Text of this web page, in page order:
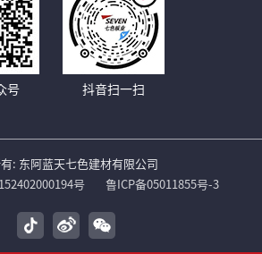
号 抖音扫一扫
: 东阿蓝天七色建材有限公司
号
鲁ICP备05011855号-3